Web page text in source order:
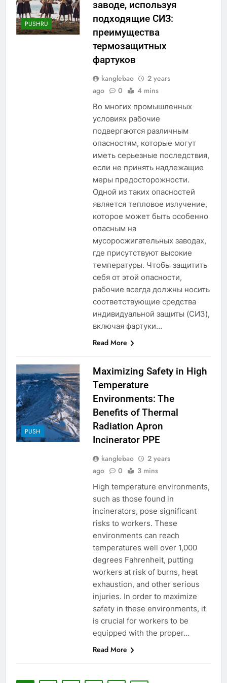
PUSHRU
заводе, используя
подходящие СИЗ:
преимущества
термозащитных
фартуков
kanglebao
2 years
ago
0 4 mins
Во многих промышленных
условиях рабочие
подвергаются различным
опасностям, которые могут
иметь серьезные последствия,
если не принять надлежащие
меры предосторожности.
Одной из таких опасностей
является тепловое излучение,
которое может быть особенно
опасным на
мусоросжигательных заводах,
где присутствуют высокие
температуры. Чтобы защитить
себя от этой опасности,
рабочие всегда должны носить
соответствующие средства
индивидуальной защиты (СИЗ),
включая фартуки…
Read More
PUSH
Maximizing Safety in High
Temperature
Environments: The
Benefits of Thermal
Radiation Apron
Incinerator PPE
kanglebao
2 years
ago
0 3 mins
High temperature environments,
such as those found in
incinerators, pose significant
risks to workers. These
environments can reach
temperatures well over 1,000
degrees Fahrenheit, putting
workers at risk of burns, heat
exhaustion, and other serious
injuries. In order to maximize
safety in these environments, it
is crucial for workers to be
equipped with the proper…
Read More
Regard intérieur sur le projet
controversé d’incinérateur du
Laos : point de vue du
gouvernement et
préoccupations du public
AIO
Innovation en matière
d’incinérateur : comment Haïti
ouvre la voie en matière
d’élimination durable des
déchets
AIO
L’évolution de la technologie des
incinérateurs en Allemagne : un
regard vers l’avenir
AIO
Progrès environnementaux de la
Gambie : présentation du
nouveau système d’incinération
1
L’avenir de la gestion des
déchets aux Maldives : une
solution d’incinération ?
AIO
2
Les avantages économiques et
environnementaux de la nouvelle
technologie d’incinération
AIO
Examen des avantages
économiques et
environnementaux du nouvel
incinérateur du Liechtenstein
AIO
Réduire l’impact
environnemental : comment
l’incinérateur du Lesotho ouvre
la voie en matière de gestion
durable des déchets
Regard intérieur sur le projet
gouvernement et